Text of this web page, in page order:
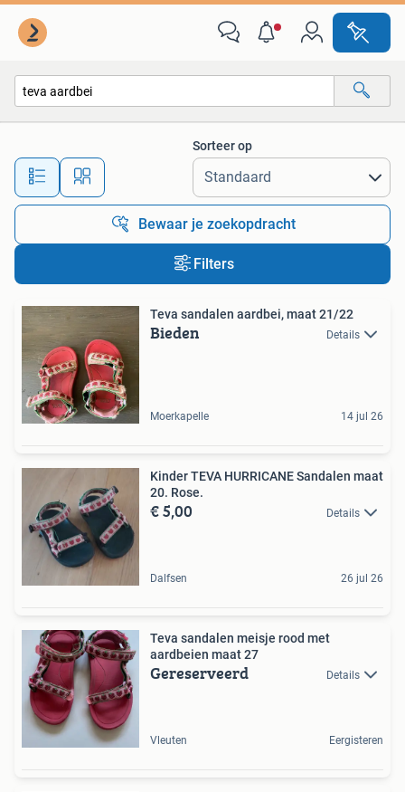
Alle afstanden…
Sorteer op
Bewaar je zoekopdracht
Filters
Teva sandalen aardbei, maat 21/22
Bieden Details
Moerkapelle 14 jul 26
Kinder TEVA HURRICANE Sandalen maat
20. Rose.
€ 5,00 Details
Dalfsen 26 jul 26
Teva sandalen meisje rood met
aardbeien maat 27
Gereserveerd Details
Vleuten Eergisteren